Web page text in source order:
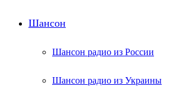
Шансон
Шансон радио из России
Шансон радио из Украины